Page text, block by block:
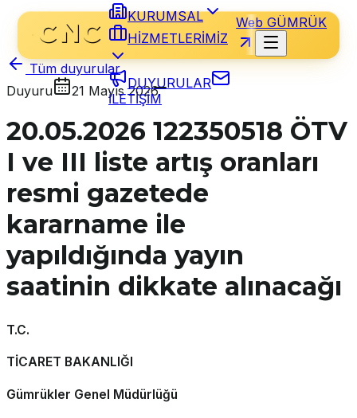
KURUMSAL
HİZMETLERİMİZ
DUYURULAR
İLETİŞİM
Web GÜMRÜK
Tüm duyurular
Duyuru
21 Mayıs 2026
20.05.2026 122350518 ÖTV
I ve III liste artış oranları
resmi gazetede
kararname ile
yapıldığında yayın
saatinin dikkate alınacağı
T.C.
TİCARET BAKANLIĞI
Gümrükler Genel Müdürlüğü